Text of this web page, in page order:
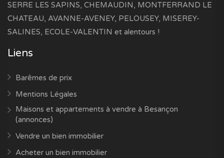
SERRE LES SAPINS, CHEMAUDIN, MONTFERRAND LE
CHATEAU, AVANNE-AVENEY, PELOUSEY, MISEREY-
SALINES, ECOLE-VALENTIN et alentours !
Liens
Barêmes de prix
Mentions Légales
Maisons et appartements à vendre à Besançon
(annonces)
Vendre un bien immobilier
Acheter un bien immobilier